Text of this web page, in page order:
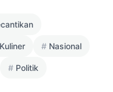
Kuliner Nasional
Politik